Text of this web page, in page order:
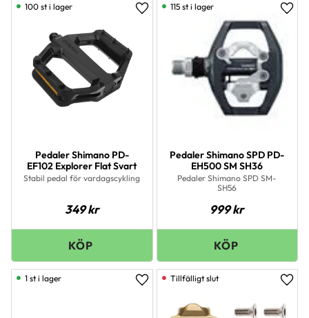
Pedaler Shimano PD-
EF102 Explorer Flat Svart
Stabil pedal för vardagscykling
349kr
Lägg till i favoriter
100 st i lager
Pedaler Shimano SPD PD-
EH500 SM SH36
Pedaler Shimano SPD SM-
SH56
999kr
115 st i lager
Lägg till i favoriter
1 st i lager